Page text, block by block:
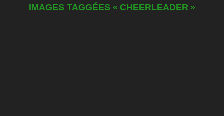
IMAGES TAGGÉES « CHEERLEADER »